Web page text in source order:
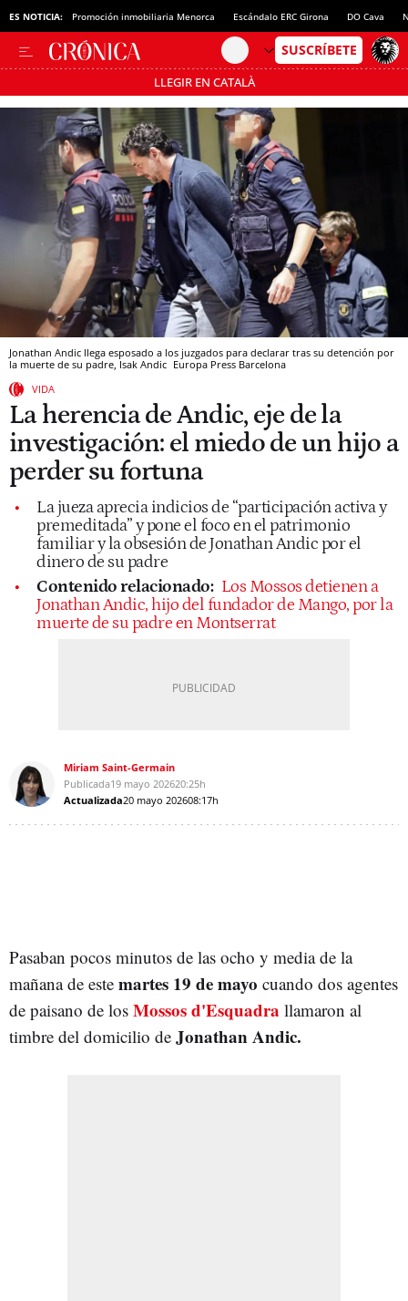
ES NOTICIA: Promoción inmobiliaria Menorca Escándalo ERC Girona DO Cava
LLEGIR EN CATALÀ
Pásate al MODO AHORRO
Jonathan Andic llega esposado a los juzgados para declarar tras su detención por
la muerte de su padre, Isak Andic Europa Press Barcelona
VIDA
La herencia de Andic, eje de la
investigación: el miedo de un hijo a
perder su fortuna
La jueza aprecia indicios de “participación activa y
premeditada” y pone el foco en el patrimonio
familiar y la obsesión de Jonathan Andic por el
dinero de su padre
Contenido relacionado: Los Mossos detienen a
Jonathan Andic, hijo del fundador de Mango, por la
muerte de su padre en Montserrat
Miriam Saint-Germain
Publicada19 mayo 202620:25h
Actualizada20 mayo 202608:17h
Pasaban pocos minutos de las ocho y media de la
mañana de este martes 19 de mayo cuando dos agentes
de paisano de los Mossos d'Esquadra llamaron al
timbre del domicilio de Jonathan Andic.